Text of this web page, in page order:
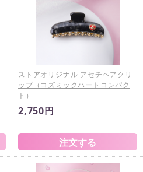
ストアオリジナル アセチヘアクリ
ップ（コズミックハートコンパク
ト）
2,750円